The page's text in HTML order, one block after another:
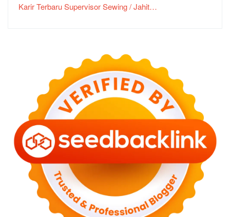
Karir Terbaru Supervisor Sewing / Jahit…